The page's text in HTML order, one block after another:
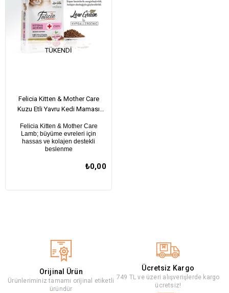
TÜKENDI
Felicia Kitten & Mother Care
Kuzu Etli Yavru Kedi Maması
Felicia Kitten & Mother Care
Lamb; büyüme evreleri için
hassas ve kolajen destekli
beslenme
₺0,00
Orijinal Ürün
Ürünleriminiz tamamı orijinal etiketli
üründür
Ücretsiz Kargo
749 TL ve üzeri alışverişlerde kargo
ücretsiz!